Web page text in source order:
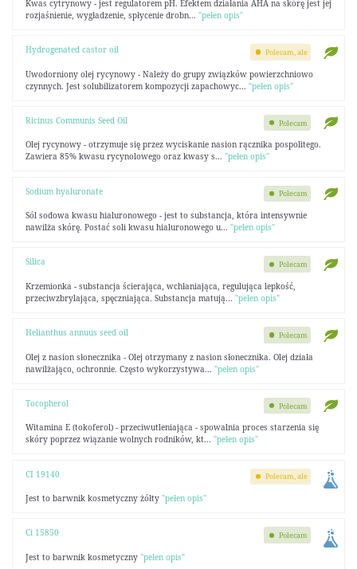
Kwas cytrynowy - jest regulatorem pH. Efektem działania AHA na skórę jest jej
rozjaśnienie, wygładzenie, spłycenie drobn... "pełen opis"
Hydrogenated castor oil
Uwodorniony olej rycynowy - Należy do grupy związków powierzchniowo
czynnych. Jest solubilizatorem kompozycji zapachowyc... "pełen opis"
Polecam, ale
Ricinus Communis Seed Oil
Olej rycynowy - otrzymuje się przez wyciskanie nasion rącznika pospolitego.
Zawiera 85% kwasu rycynolowego oraz kwasy s... "pełen opis"
Polecam
Sodium hyaluronate
Sól sodowa kwasu hialuronowego - jest to substancja, która intensywnie
nawilża skórę. Postać soli kwasu hialuronowego u... "pełen opis"
Polecam
Silica
Krzemionka - substancja ścierająca, wchłaniająca, regulująca lepkość,
przeciwzbrylająca, spęczniająca. Substancja matują... "pełen opis"
Polecam
Helianthus annuus seed oil
Olej z nasion słonecznika - Olej otrzymany z nasion słonecznika. Olej działa
nawilżająco, ochronnie. Często wykorzystywa... "pełen opis"
Polecam
Tocopherol
Witamina E (tokoferol) - przeciwutleniająca - spowalnia proces starzenia się
skóry poprzez wiązanie wolnych rodników, kt... "pełen opis"
Polecam
CI 19140
Jest to barwnik kosmetyczny żółty "pełen opis"
Polecam, ale
Ci 15850
Jest to barwnik kosmetyczny "pełen opis"
Polecam